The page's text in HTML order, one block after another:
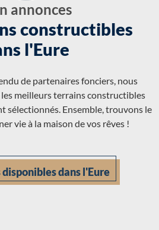
annonces
constructibles
l'Eure
de partenaires fonciers, nous
meilleurs terrains constructibles
sélectionnés. Ensemble, trouvons le
vie à la maison de vos rêves !
dans l'Eure